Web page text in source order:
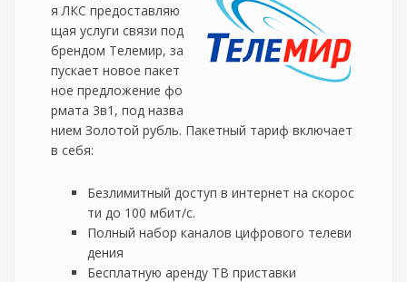
я ЛКС предоставляю
щая услуги связи под
брендом Телемир, за
пускает новое пакет
ное предложение фо
рмата 3в1, под назва
нием Золотой рубль. Пакетный тариф включает
в себя:
Безлимитный доступ в интернет на скорос
ти до 100 мбит/с.
Полный набор каналов цифрового телеви
дения
Бесплатную аренду ТВ приставки